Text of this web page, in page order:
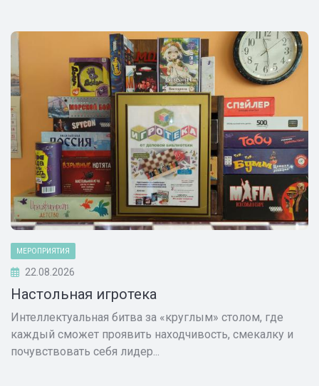
МЕРОПРИЯТИЯ
22.08.2026
Настольная игротека
Интеллектуальная битва за «круглым» столом, где
каждый сможет проявить находчивость, смекалку и
почувствовать себя лидер...